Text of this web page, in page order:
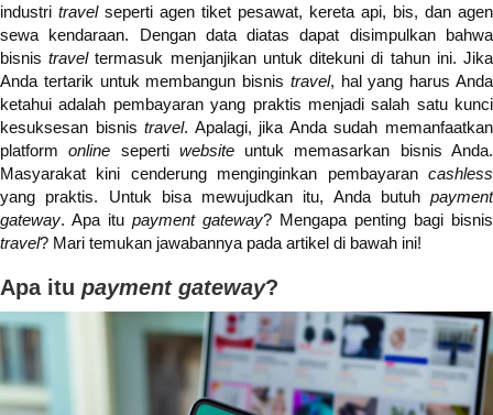
industri travel seperti agen tiket pesawat, kereta api, bis, dan agen
sewa kendaraan. Dengan data diatas dapat disimpulkan bahwa
bisnistraveltermasuk menjanjikan untuk ditekuni di tahun ini. Jika
Anda tertarik untuk membangun bisnis travel, hal yang harus Anda
ketahui adalah pembayaran yang praktis menjadi salah satu kunci
kesuksesan bisnistravel. Apalagi, jika Anda sudah memanfaatkan
platformonline seperti website untuk memasarkan bisnis Anda.
Masyarakat kini cenderung menginginkan pembayaran cashless
yang praktis. Untuk bisa mewujudkan itu, Anda butuh payment
gateway. Apa itu payment gateway? Mengapa penting bagi bisnis
travel? Mari temukan jawabannya pada artikel di bawah ini!
Apa itu payment gateway?